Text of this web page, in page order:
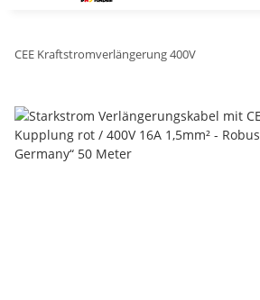
CEE Kraftstromverlängerung 400V